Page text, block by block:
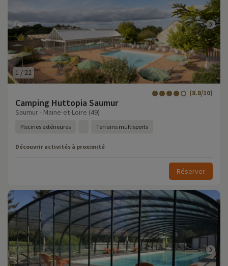
1 / 22
Camping Huttopia Saumur
(8.8/10)
Saumur - Maine-et-Loire (49)
Piscines extérieures Terrains multisports
Découvrir activités à proximité
Réserver